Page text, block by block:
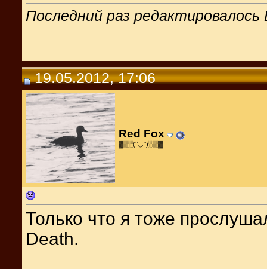
Последний раз
19.05.2012, 17:06
Red Fox
▓▒░(°◡°)░▒▓
Только что я тоже
Death.